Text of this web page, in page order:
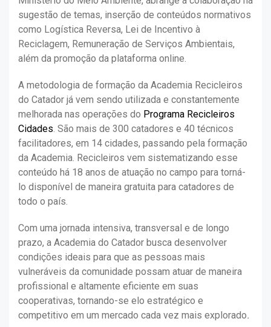
sugestão de temas, inserção de conteúdos normativos
como Logística Reversa, Lei de Incentivo à
Reciclagem, Remuneração de Serviços Ambientais,
além da promoção da plataforma online.
A metodologia de formação da Academia Recicleiros
do Catador já vem sendo utilizada e constantemente
melhorada nas operações do Programa Recicleiros
Cidades. São mais de 300 catadores e 40 técnicos
facilitadores, em 14 cidades, passando pela formação
da Academia. Recicleiros vem sistematizando esse
conteúdo há 18 anos de atuação no campo para torná-
lo disponível de maneira gratuita para catadores de
todo o país.
Com uma jornada intensiva, transversal e de longo
prazo, a Academia do Catador busca desenvolver
condições ideais para que as pessoas mais
vulneráveis da comunidade possam atuar de maneira
profissional e altamente eficiente em suas
cooperativas, tornando-se elo estratégico e
competitivo em um mercado cada vez mais explorado.